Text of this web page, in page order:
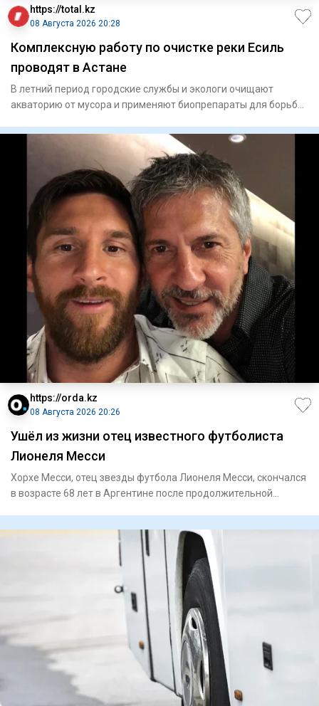
https://total.kz
08 Августа 2026 20:28
Комплексную работу по очистке реки Есиль
проводят в Астане
В летний период городские службы и экологи очищают
акваторию от мусора и применяют биопрепараты для борьбы
https://orda.kz
08 Августа 2026 20:26
Ушёл из жизни отец известного футболиста
Лионеля Месси
Хорхе Месси, отец звезды футбола Лионеля Месси, скончался
в возрасте 68 лет в Аргентине после продолжительной